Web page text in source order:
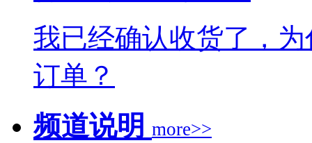
我已经确认收货了，
订单？
频道说明 more>>